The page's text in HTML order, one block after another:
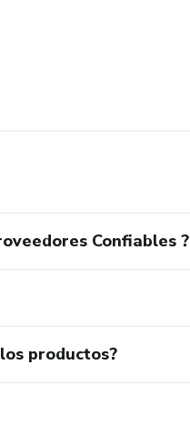
Confiables ?
productos?